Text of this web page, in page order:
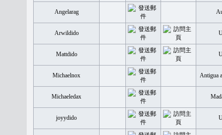
Angelarag
Arwildido
Mattdido
Michaelnox Antigua
Michaeledax
joyydido